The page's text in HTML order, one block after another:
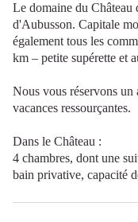
Le domaine du Château
d'Aubusson. Capitale
également tous les
km – petite supérette et
Nous vous réservons un
vacances ressourçantes.
Dans le Château :
4 chambres, dont une
bain privative, capacité